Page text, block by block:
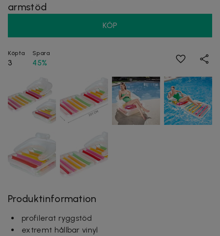
armstöd
KÖP
Köpta
3
Spara
45%
Produktinformation
profilerat ryggstöd
extremt hållbar vinyl